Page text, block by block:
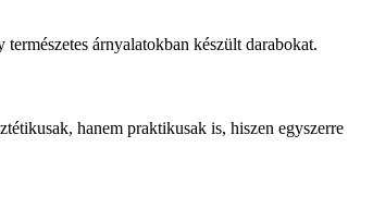
árnyalatokban készült darabokat.
hanem praktikusak is, hiszen egyszerre